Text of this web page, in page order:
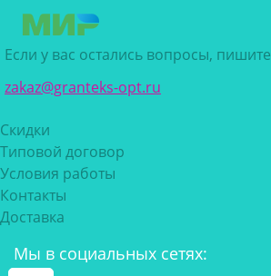
Если у вас остались вопросы, пишите
zakaz@granteks-opt.ru
Скидки
Типовой договор
Условия работы
Контакты
Доставка
Мы в социальных сетях: